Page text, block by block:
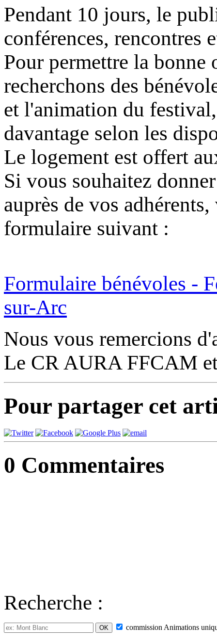
Pendant 10 jours, le
conférences, rencontres
Pour permettre la bonne
recherchons des
et l'animation du
davantage selon les
Le logement est offert
Si vous souhaitez
auprès de vos
formulaire suivant :
Formulaire bénévoles -
sur-Arc
Nous vous remercions
Le CR AURA FFCAM
Pour partager cet
0 Commentaires
Recherche :
commission Animations